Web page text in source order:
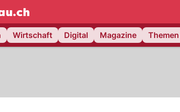
NAU.ch
Wirtschaft Digital Magazine Themen